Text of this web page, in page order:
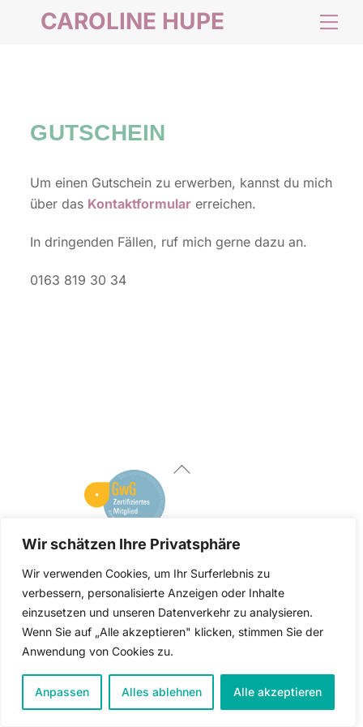
Wir schätzen Ihre Privatsphäre
Wir verwenden Cookies, um Ihr Surferlebnis zu
verbessern, personalisierte Anzeigen oder Inhalte
einzusetzen und unseren Datenverkehr zu analysieren.
Wenn Sie auf „Alle akzeptieren" klicken, stimmen Sie der
Anwendung von Cookies zu.
Anpassen Alles ablehnen Alle akzeptieren
CAROLINE HUPE
GUTSCHEIN
Um einen Gutschein zu erwerben, kannst du mich
über das Kontaktformular erreichen.
In dringenden Fällen, ruf mich gerne dazu an.
0163 819 30 34
Back
In
CAROLINE HUPE | CONTACT@CAROLINEHUPE.DE
0163 819 303 4
▼ IMPRESSUM & DATENSCHUTZ ▼
TERMIN VEREINBAREN